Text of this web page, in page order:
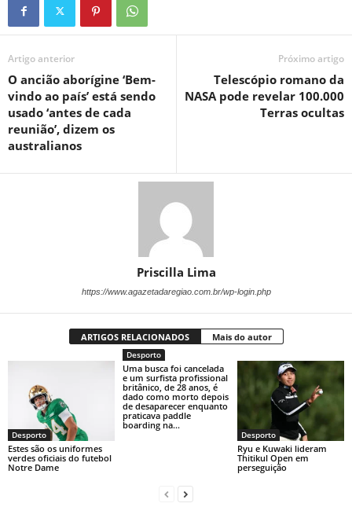
Artigo anterior
O ancião aborígine ‘Bem-
vindo ao país’ está sendo
usado ‘antes de cada
reunião’, dizem os
australianos
Próximo artigo
Telescópio romano da
NASA pode revelar 100.000
Terras ocultas
Priscilla Lima
https://www.agazetadaregiao.com.br/wp-login.php
ARTIGOS RELACIONADOS Mais do autor
Desporto
Estes são os uniformes
verdes oficiais do futebol
Notre Dame
Desporto
Uma busca foi cancelada
e um surfista profissional
britânico, de 28 anos, é
dado como morto depois
de desaparecer enquanto
praticava paddle
boarding na...
Desporto
Ryu e Kuwaki lideram
Thitikul Open em
perseguição